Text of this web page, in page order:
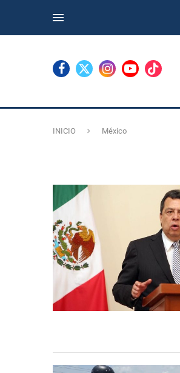
INICIO México